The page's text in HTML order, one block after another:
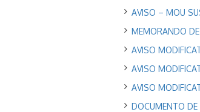
AVISO – MOU
MEMORANDO
AVISO
AVISO
AVISO
DOCUMENTO DE